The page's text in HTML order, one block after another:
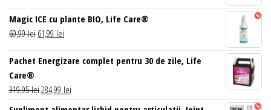
Magic ICE cu plante BIO, Life Care®
69,99lei Prețul
a
69,99 lei.
61,99 lei
este:
Pachet Energizare complet pentru 30 de zile, Life
Care®
319,95leiPrețul
inițial
284,99 lei